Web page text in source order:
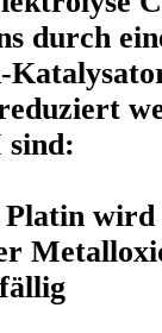
durch
sind:
Platin